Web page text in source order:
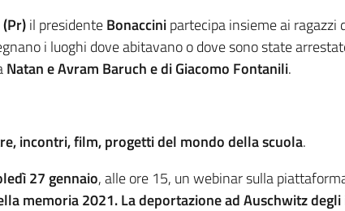
il presidenteBonaccinipartecipa insieme ai ragazzi
i luoghi dove abitavano o dove sono state
Natan e Avram Baruch e di Giacomo Fontanili.
incontri, film, progetti del mondo della scuola.
27 gennaio, alle ore 15, un webinar sulla
memoria 2021. La deportazione ad Auschwitz